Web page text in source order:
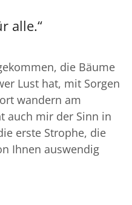
alle.“
die Bäume
Lust hat, mit Sorgen
wandern am
auch mir der Sinn in
erste Strophe, die
Ihnen auswendig